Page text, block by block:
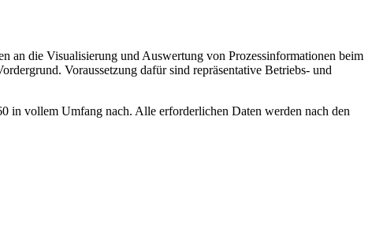
die Visualisierung und Auswertung von Prozessinformationen beim
Voraussetzung dafür sind repräsentative Betriebs- und
in vollem Umfang nach. Alle erforderlichen Daten werden nach den